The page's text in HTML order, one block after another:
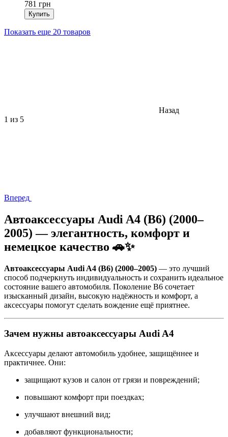
781 грн
Купить
Показать еще 20 товаров
Назад
1 из 5
Вперед
Автоаксессуары Audi A4 (B6) (2000–
2005) — элегантность, комфорт и
немецкое качество 🚗✨
Автоаксессуары Audi A4 (B6) (2000–2005) — это лучший
способ подчеркнуть индивидуальность и сохранить идеальное
состояние вашего автомобиля. Поколение B6 сочетает
изысканный дизайн, высокую надёжность и комфорт, а
аксессуары помогут сделать вождение ещё приятнее.
Зачем нужны автоаксессуары Audi A4
Аксессуары делают автомобиль удобнее, защищённее и
практичнее. Они:
защищают кузов и салон от грязи и повреждений;
повышают комфорт при поездках;
улучшают внешний вид;
добавляют функциональности;